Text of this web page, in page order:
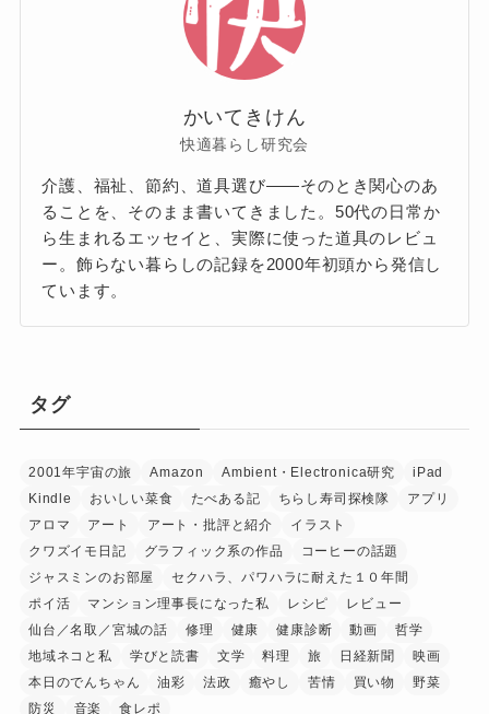
かいてきけん
快適暮らし研究会
介護、福祉、節約、道具選び——そのとき関心のあ
ることを、そのまま書いてきました。50代の日常か
ら生まれるエッセイと、実際に使った道具のレビュ
ー。飾らない暮らしの記録を2000年初頭から発信し
ています。
タグ
2001年宇宙の旅 Amazon Ambient・Electronica研究
iPad
Kindle
おいしい菜食 たべある記 ちらし寿司探検隊
アプリ
アロマ
アート アート・批評と紹介
イラスト
クワズイモ日記
グラフィック系の作品
コーヒーの話題
ジャスミンのお部屋
セクハラ、パワハラに耐えた１０年間
ポイ活
マンション理事長になった私 レシピ
レビュー
仙台／名取／宮城の話
修理 健康 健康診断 動画
哲学
地域ネコと私
学びと読書 文学 料理 旅 日経新聞
映画
本日のでんちゃん
油彩 法政 癒やし 苦情 買い物
野菜
防災
音楽 食レポ